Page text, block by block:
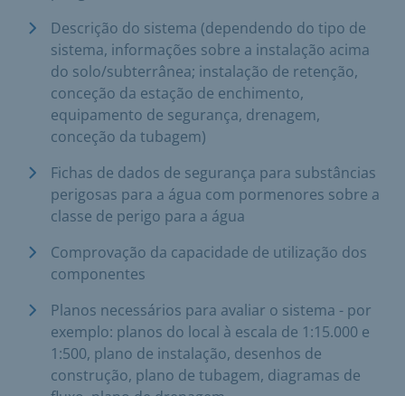
Descrição do sistema (dependendo do tipo de
sistema, informações sobre a instalação acima
do solo/subterrânea; instalação de retenção,
conceção da estação de enchimento,
equipamento de segurança, drenagem,
conceção da tubagem)
Fichas de dados de segurança para substâncias
perigosas para a água com pormenores sobre a
classe de perigo para a água
Comprovação da capacidade de utilização dos
componentes
Planos necessários para avaliar o sistema - por
exemplo: planos do local à escala de 1:15.000 e
1:500, plano de instalação, desenhos de
construção, plano de tubagem, diagramas de